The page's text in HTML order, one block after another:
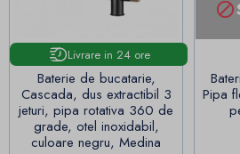
Livrare in 24 ore
Baterie de bucatarie,
Cascada, dus extractibil 3
jeturi, pipa rotativa 360 de
grade, otel inoxidabil,
culoare negru, Medina

Pipa